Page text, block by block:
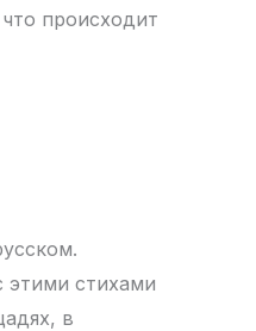
происходит
этими стихами
в